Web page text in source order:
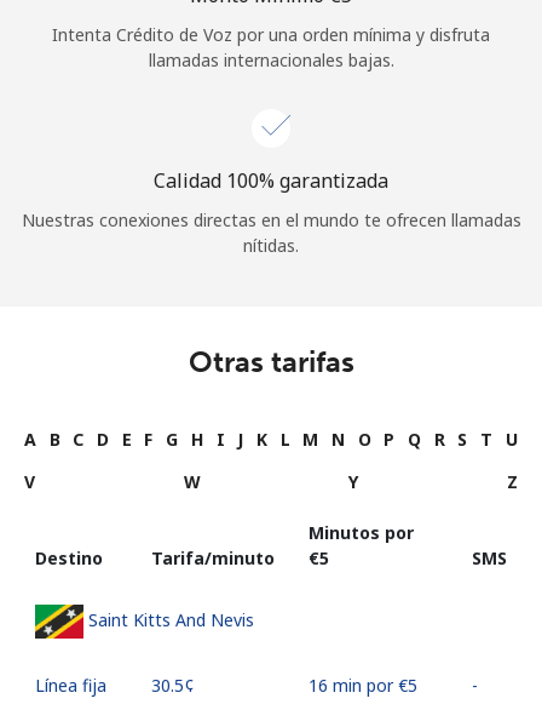
Intenta Crédito de Voz por una orden mínima y disfruta
llamadas internacionales bajas.
Calidad 100% garantizada
Nuestras conexiones directas en el mundo te ofrecen llamadas
nítidas.
Otras tarifas
A B C D E F G H I J K L M N O P Q R S T
U
V
W Y Z
Destino Tarifa/minuto
Minutos por
⁦€5⁩
SMS
Saint Kitts And Nevis
Línea fija ⁦30.5¢⁩ 16 min por ⁦€5⁩ -